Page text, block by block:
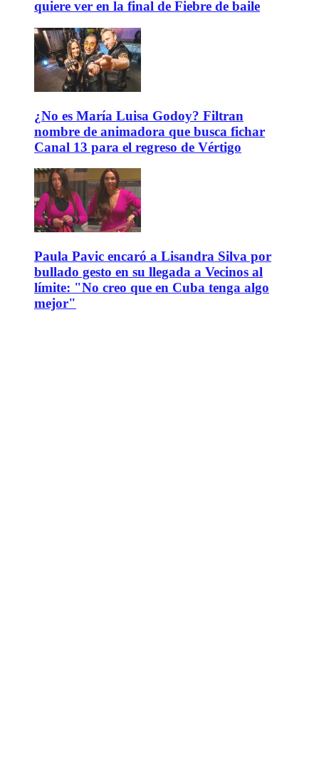
quiere ver en la final de Fiebre de baile
¿No es María Luisa Godoy? Filtran
nombre de animadora que busca fichar
Canal 13 para el regreso de Vértigo
Paula Pavic encaró a Lisandra Silva por
bullado gesto en su llegada a Vecinos al
límite: "No creo que en Cuba tenga algo
mejor"